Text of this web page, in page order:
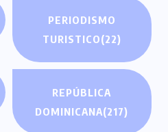
PERIODISMO
TURISTICO(22)
REPÚBLICA
DOMINICANA(217)